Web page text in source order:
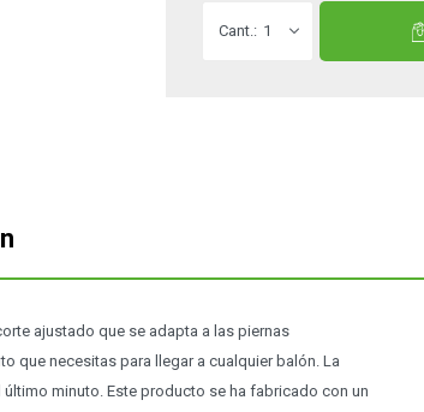
1
ajustado que se adapta a las piernas
que necesitas para llegar a cualquier balón. La
minuto. Este producto se ha fabricado con un